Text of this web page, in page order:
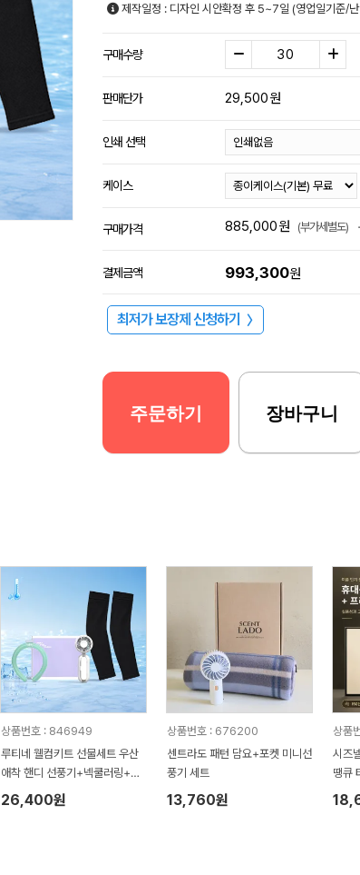
제작일정 : 디자인 시안확정 후 5~7일 (영업일기준/
구매수량
판매단가 29,500원
인쇄 선택
케이스
구매가격 885,000원 (부가세별도)
결제금액 993,300원
최저가 보장제 신청하기 〉
주문하기 장바구니
상품번호 : 846949
루티네 웰컴키트 선물세트 우산
애착 핸디 선풍기+넥쿨러링+냉
장고쿨토시
26,400원
상품번호 : 676200
센트라도 패턴 담요+포켓 미니선
풍기 세트
13,760원
상품
시즈
땡큐